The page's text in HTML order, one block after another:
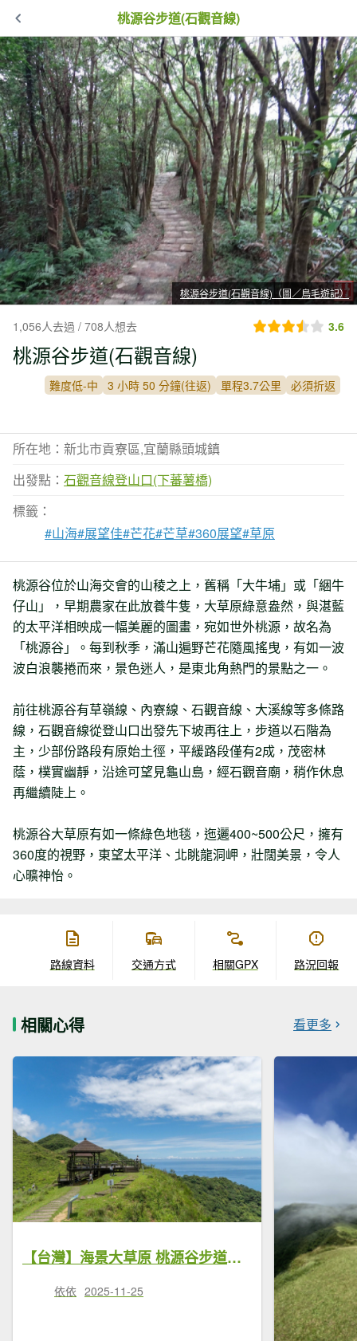
桃源谷步道(石觀音線)
桃源谷步道(石觀音線)（圖／鳥毛遊記）
1,056人去過 / 708人想去 3.6
桃源谷步道(石觀音線)
難度低-中 3 小時 50 分鐘(往返) 單程3.7公里 必須折返
所在地：新北市貢寮區,宜蘭縣頭城鎮
出發點： 石觀音線登山口(下蕃薯橋)
標籤：
#山海#展望佳#芒花#芒草#360展望#草原
桃源谷位於山海交會的山稜之上，舊稱「大牛埔」或「綑牛
仔山」，早期農家在此放養牛隻，大草原綠意盎然，與湛藍
的太平洋相映成一幅美麗的圖畫，宛如世外桃源，故名為
「桃源谷」。每到秋季，滿山遍野芒花隨風搖曳，有如一波
波白浪襲捲而來，景色迷人，是東北角熱門的景點之一。
前往桃源谷有草嶺線、內寮線、石觀音線、大溪線等多條路
線，石觀音線從登山口出發先下坡再往上，步道以石階為
主，少部份路段有原始土徑，平緩路段僅有2成，茂密林
蔭，樸實幽靜，沿途可望見龜山島，經石觀音廟，稍作休息
再繼續陡上。
桃源谷大草原有如一條綠色地毯，迤邐400~500公尺，擁有
360度的視野，東望太平洋、北眺龍洞岬，壯闊美景，令人
心曠神怡。
路線資料 交通方式 相關GPX 路況回報
相關心得 看更多
【台灣】海景大草原 桃源谷步道｜4大健行路線+1條最短距離開車路線
依依 2025-11-25